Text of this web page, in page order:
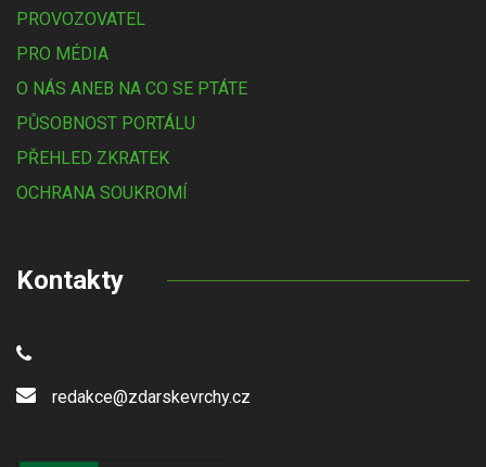
PROVOZOVATEL
PRO MÉDIA
O NÁS ANEB NA CO SE PTÁTE
PŮSOBNOST PORTÁLU
PŘEHLED ZKRATEK
OCHRANA SOUKROMÍ
Kontakty
redakce@zdarskevrchy.cz